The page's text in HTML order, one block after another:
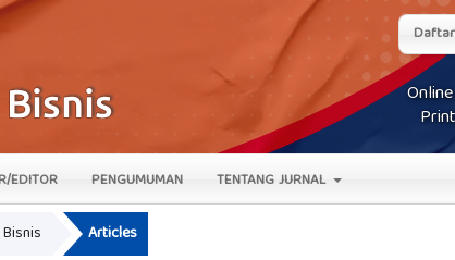
EDITOR PENGUMUMAN TENTANG JURNAL
Daftar
Articles